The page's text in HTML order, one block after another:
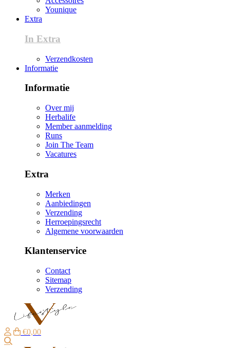
Younique
Extra
In Extra
Verzendkosten
Informatie
Informatie
Over mij
Herbalife
Member aanmelding
Runs
Join The Team
Vacatures
Extra
Merken
Aanbiedingen
Verzending
Herroepingsrecht
Algemene voorwaarden
Klantenservice
Contact
Sitemap
Verzending
€0,00